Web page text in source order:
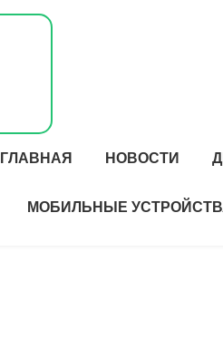
ГЛАВНАЯ НОВОСТИ
МОБИЛЬНЫЕ